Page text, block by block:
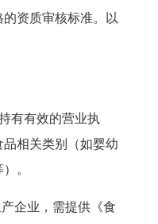
资质审核标准。以
有有效的营业执
相关类别（如婴幼
。
企业，需提供《食